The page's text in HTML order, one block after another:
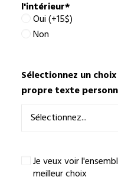
l'intérieur*
Oui (+15$)
Non
Sélectionnez un
propre texte
veux
Je veux voir
meilleur choix